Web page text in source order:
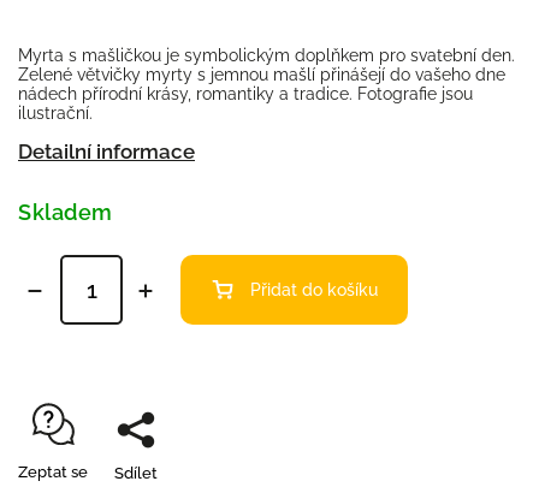
Myrta s mašličkou je symbolickým doplňkem pro svatební den.
Zelené větvičky myrty s jemnou mašlí přinášejí do vašeho dne
nádech přírodní krásy, romantiky a tradice. Fotografie jsou
ilustrační.
Detailní informace
Skladem
Přidat do košíku
Zeptat se Sdílet